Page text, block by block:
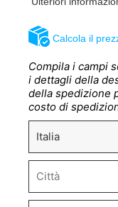
Calcola il
Compila i campi
i dettagli della
della spedizione
costo di